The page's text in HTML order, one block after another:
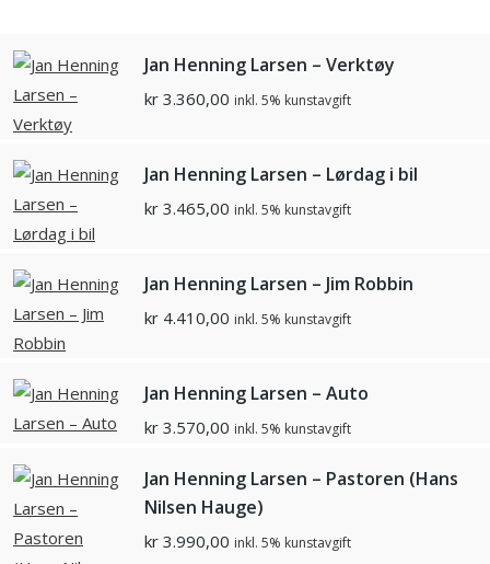
Jan Henning Larsen – Verktøy
kr 3.360,00 inkl. 5% kunstavgift
Jan Henning Larsen – Lørdag i bil
kr 3.465,00 inkl. 5% kunstavgift
Jan Henning Larsen – Jim Robbin
kr 4.410,00 inkl. 5% kunstavgift
Jan Henning Larsen – Auto
kr 3.570,00 inkl. 5% kunstavgift
Jan Henning Larsen – Pastoren (Hans
Nilsen Hauge)
kr 3.990,00 inkl. 5% kunstavgift